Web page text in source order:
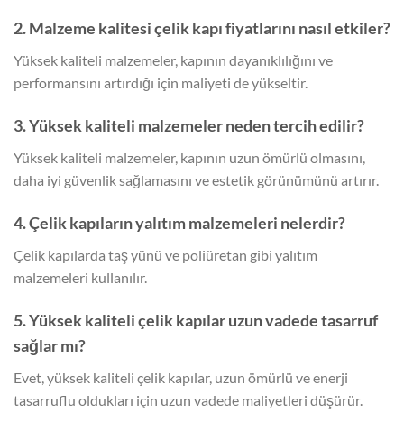
2. Malzeme kalitesi çelik kapı fiyatlarını nasıl etkiler?
Yüksek kaliteli malzemeler, kapının dayanıklılığını ve
performansını artırdığı için maliyeti de yükseltir.
3. Yüksek kaliteli malzemeler neden tercih edilir?
Yüksek kaliteli malzemeler, kapının uzun ömürlü olmasını,
daha iyi güvenlik sağlamasını ve estetik görünümünü artırır.
4. Çelik kapıların yalıtım malzemeleri nelerdir?
Çelik kapılarda taş yünü ve poliüretan gibi yalıtım
malzemeleri kullanılır.
5. Yüksek kaliteli çelik kapılar uzun vadede tasarruf
sağlar mı?
Evet, yüksek kaliteli çelik kapılar, uzun ömürlü ve enerji
tasarruflu oldukları için uzun vadede maliyetleri düşürür.